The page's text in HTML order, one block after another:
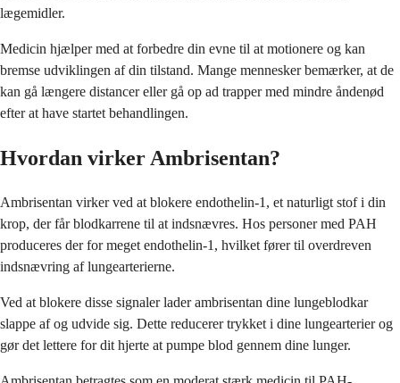
lægemidler.
Medicin hjælper med at forbedre din evne til at motionere og kan
bremse udviklingen af din tilstand. Mange mennesker bemærker, at de
kan gå længere distancer eller gå op ad trapper med mindre åndenød
efter at have startet behandlingen.
Hvordan virker Ambrisentan?
Ambrisentan virker ved at blokere endothelin-1, et naturligt stof i din
krop, der får blodkarrene til at indsnævres. Hos personer med PAH
produceres der for meget endothelin-1, hvilket fører til overdreven
indsnævring af lungearterierne.
Ved at blokere disse signaler lader ambrisentan dine lungeblodkar
slappe af og udvide sig. Dette reducerer trykket i dine lungearterier og
gør det lettere for dit hjerte at pumpe blod gennem dine lunger.